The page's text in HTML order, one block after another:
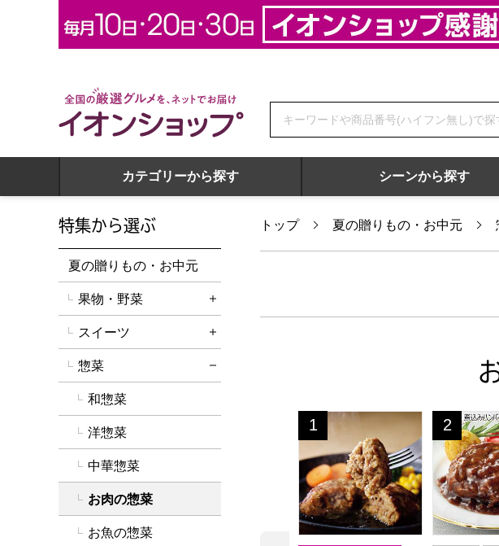
全国の厳選グルメを、ネットでお届け イオンショップ
カテゴリーから探す シーンから探す
トップ 夏の贈りもの・お中元
丸大食品 鉄板焼ハンバーグセッ
1
位
霧島黒豚
2
位
特集から選ぶ
夏の贈りもの・お中元
果物・野菜
詳細を開く
スイーツ
詳細を開く
惣菜
和惣菜
洋惣菜
中華惣菜
お肉の惣菜
お魚の惣菜